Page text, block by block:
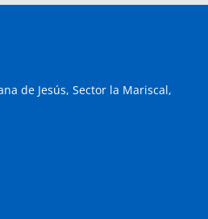
de Jesús, Sector la Mariscal,